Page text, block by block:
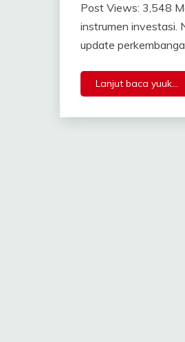
Post Views: 3,548
instrumen investasi.
update
Lanjut baca yuuk...